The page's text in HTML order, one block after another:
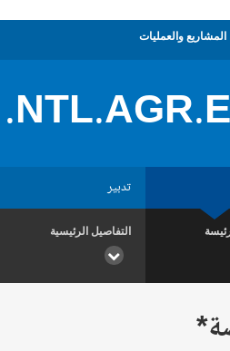
المشاريع والعمليات
تدبير
التفاصيل الرئيسية